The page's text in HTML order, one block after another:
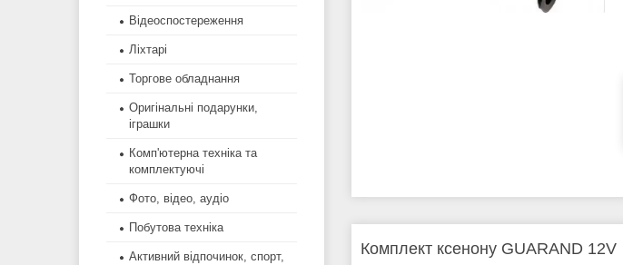
Комплект ксенону GUARAND 12V
Відеоспостереження
Ліхтарі
Торгове обладнання
Оригінальні подарунки,
іграшки
Комп'ютерна техніка та
комплектуючі
Фото, відео, аудіо
Побутова техніка
Активний відпочинок, спорт,